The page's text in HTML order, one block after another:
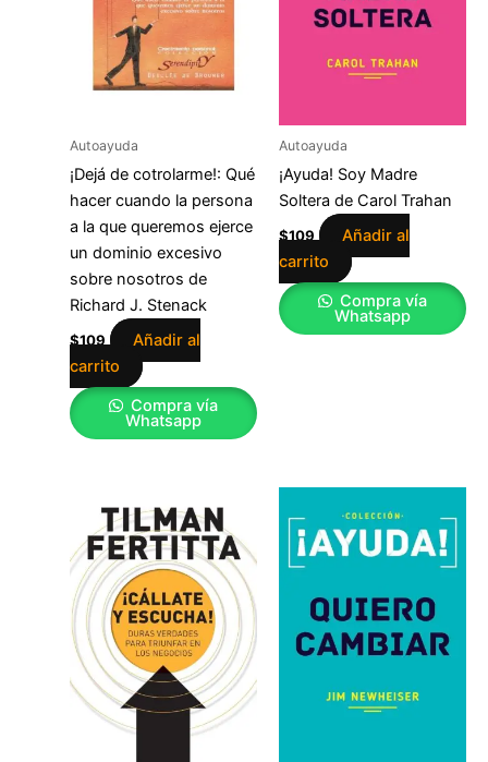
Autoayuda
¡Dejá de cotrolarme!: Qué
hacer cuando la persona
a la que queremos ejerce
un dominio excesivo
sobre nosotros de
Richard J. Stenack
$109
Añadir al
carrito
Compra vía
Whatsapp
Autoayuda
¡Ayuda! Soy Madre
Soltera de Carol Trahan
$109
Añadir al
carrito
Compra vía
Whatsapp